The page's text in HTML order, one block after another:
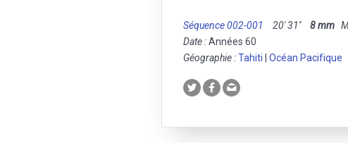
Séquence 002-001 20' 31'' 8 mm
Date :Années 60
Géographie :Tahiti Océan Pacifique